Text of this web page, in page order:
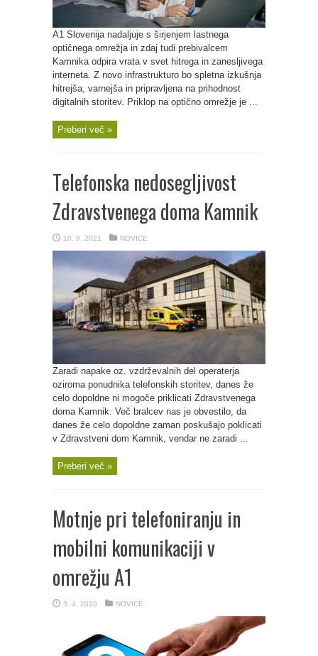
A1 Slovenija nadaljuje s širjenjem lastnega
optičnega omrežja in zdaj tudi prebivalcem
Kamnika odpira vrata v svet hitrega in zanesljivega
interneta. Z novo infrastrukturo bo spletna izkušnja
hitrejša, varnejša in pripravljena na prihodnost
digitalnih storitev. Priklop na optično omrežje je ...
Preberi več »
Telefonska nedosegljivost
Zdravstvenega doma Kamnik
10. 9. 2021 NOVICE
Zaradi napake oz. vzdrževalnih del operaterja
oziroma ponudnika telefonskih storitev, danes že
celo dopoldne ni mogoče priklicati Zdravstvenega
doma Kamnik. Več bralcev nas je obvestilo, da
danes že celo dopoldne zaman poskušajo poklicati
v Zdravstveni dom Kamnik, vendar ne zaradi ...
Preberi več »
Motnje pri telefoniranju in
mobilni komunikaciji v
omrežju A1
3. 4. 2020 NOVICE